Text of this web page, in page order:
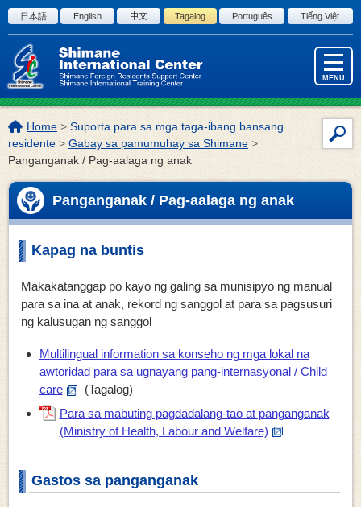
Skip to the body
日本語 English 中文 Tagalog Português Tiếng Việt
MENU
sa
Lokasyon
ng
page:
Home >Suporta para sa mga taga-ibang bansang
residente >Gabay sa pamumuhay sa Shimane>
Panganganak / Pag-aalaga ng anak
Panganganak / Pag-aalaga ng anak
Kapag na buntis
Makakatanggap po kayo ng galing sa munisipyo ng manual
para sa ina at anak, rekord ng sanggol at para sa pagsusuri
ng kalusugan ng sanggol
Multilingual information sa konseho ng mga lokal na
awtoridad para sa ugnayang pang-internasyonal / Child
care
(Tagalog)
Para sa mabuting pagdadalang-tao at panganganak
(Ministry of Health, Labour and Welfare)
Gastos sa panganganak